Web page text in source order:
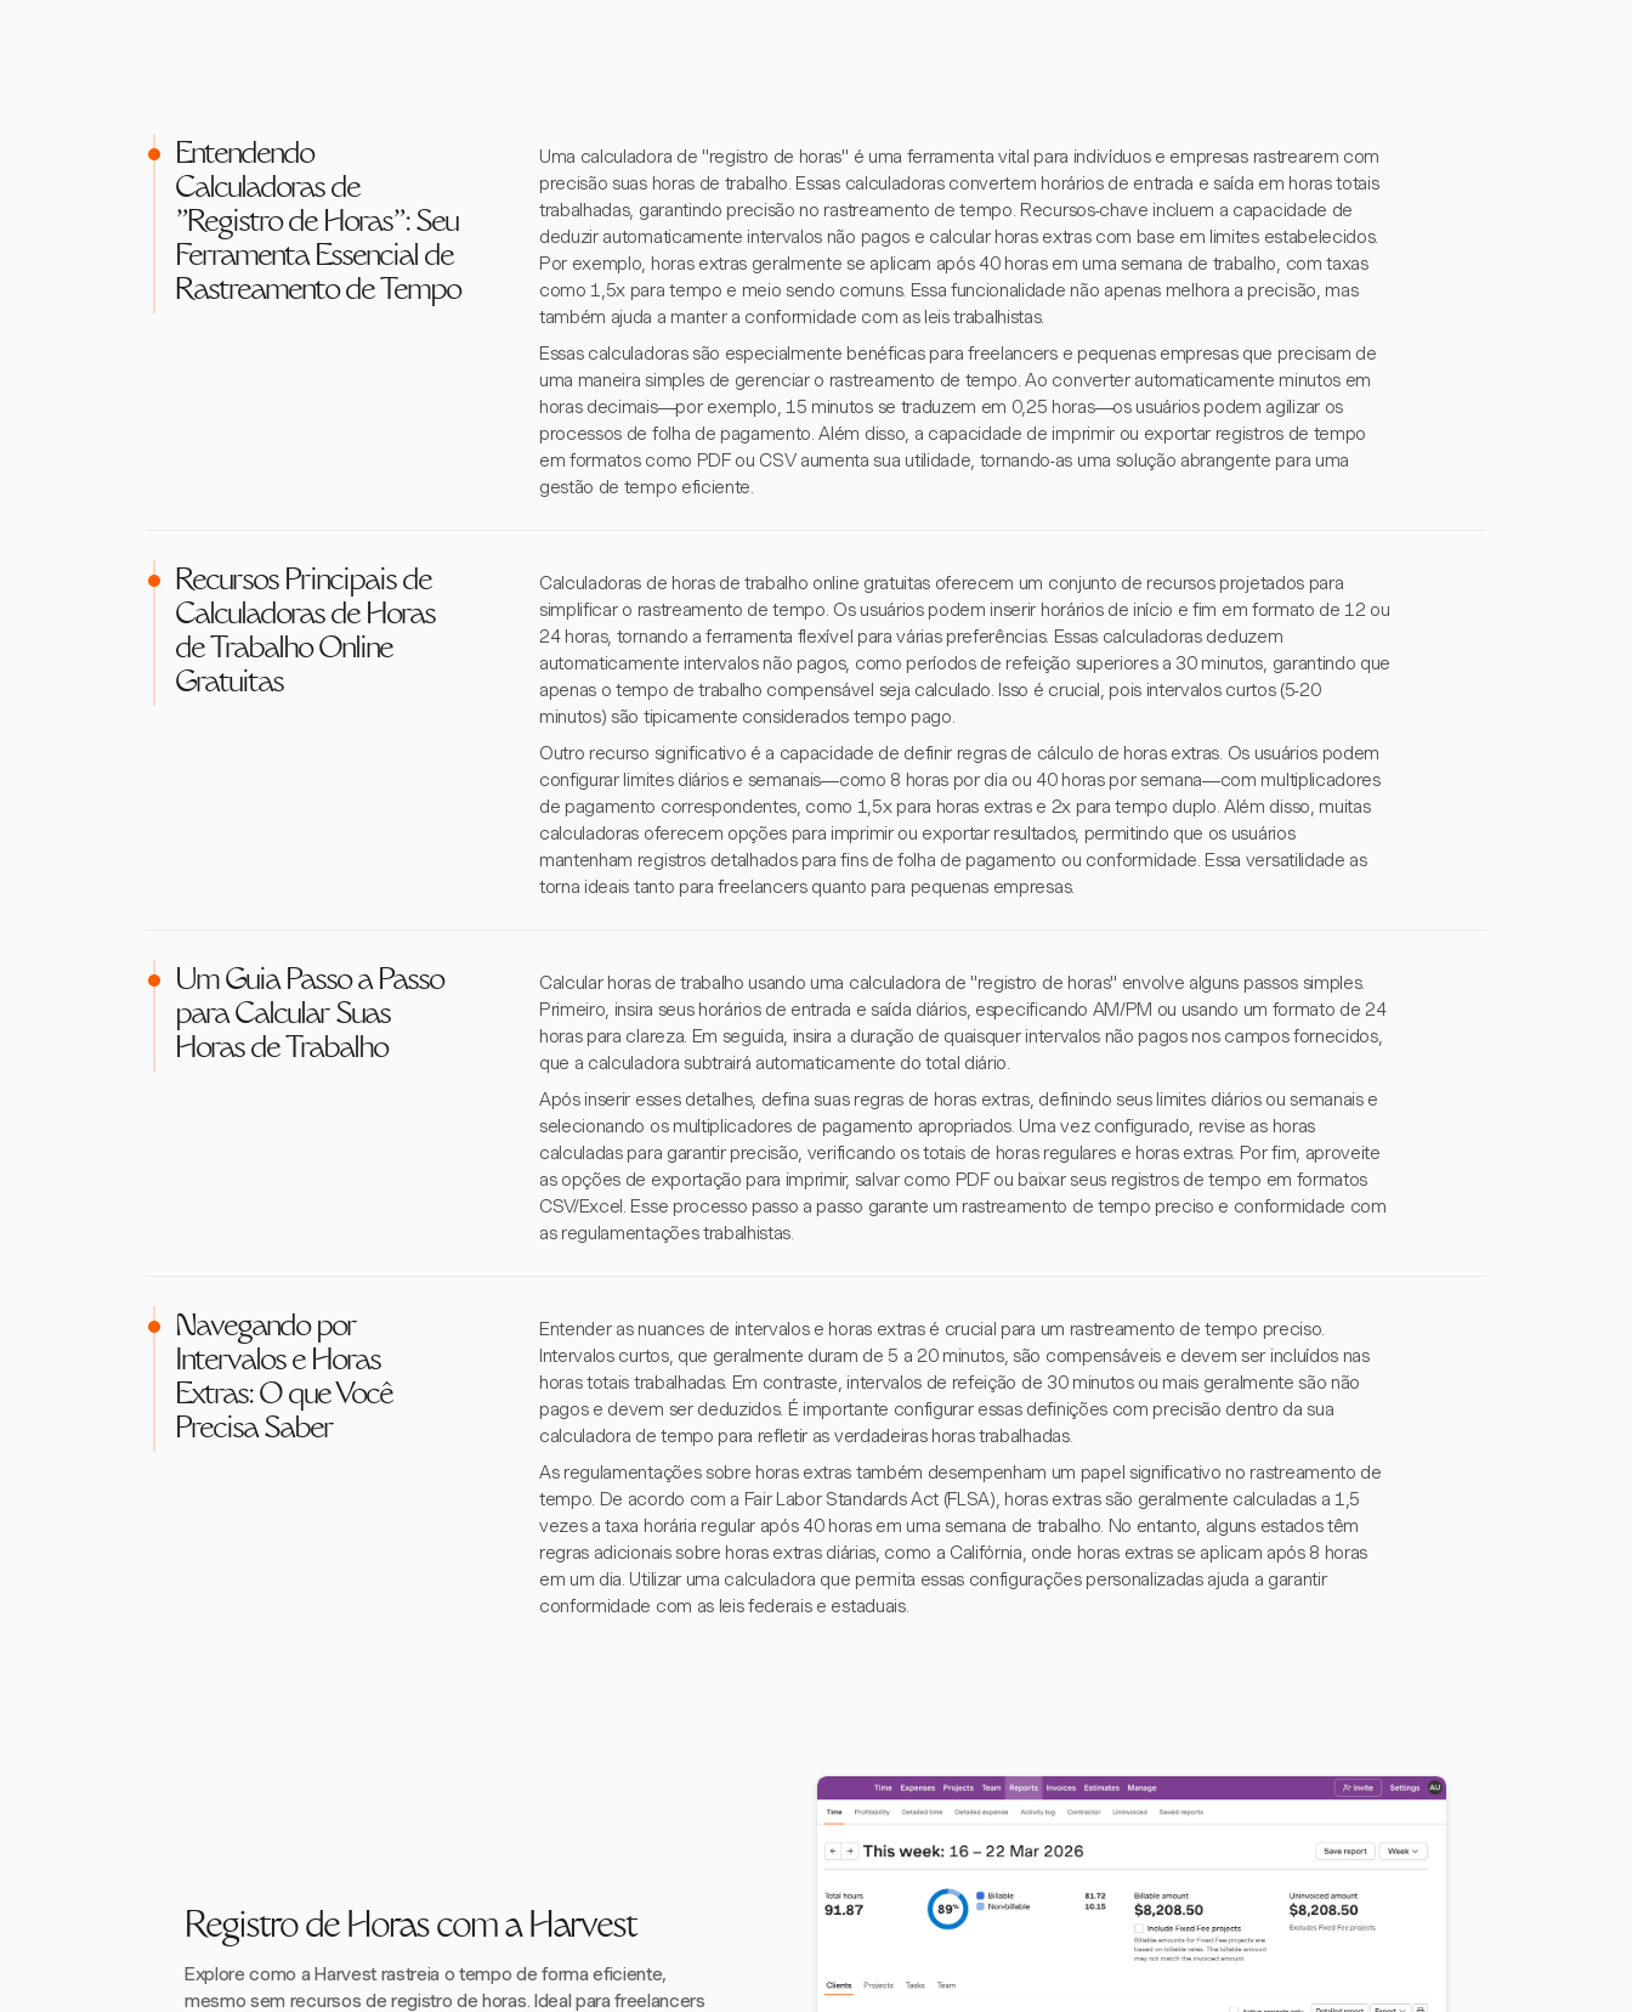
Entendendo
Calculadoras de
"Registro de Horas": Seu
Ferramenta Essencial de
Rastreamento de Tempo
Uma calculadora de "registro de horas" é uma ferramenta vital para indivíduos e empresas rastrearem com
precisão suas horas de trabalho. Essas calculadoras convertem horários de entrada e saída em horas totais
trabalhadas, garantindo precisão no rastreamento de tempo. Recursos-chave incluem a capacidade de
deduzir automaticamente intervalos não pagos e calcular horas extras com base em limites estabelecidos.
Por exemplo, horas extras geralmente se aplicam após 40 horas em uma semana de trabalho, com taxas
como 1,5x para tempo e meio sendo comuns. Essa funcionalidade não apenas melhora a precisão, mas
também ajuda a manter a conformidade com as leis trabalhistas.
Essas calculadoras são especialmente benéficas para freelancers e pequenas empresas que precisam de
uma maneira simples de gerenciar o rastreamento de tempo. Ao converter automaticamente minutos em
horas decimais—por exemplo, 15 minutos se traduzem em 0,25 horas—os usuários podem agilizar os
processos de folha de pagamento. Além disso, a capacidade de imprimir ou exportar registros de tempo
em formatos como PDF ou CSV aumenta sua utilidade, tornando-as uma solução abrangente para uma
gestão de tempo eficiente.
Recursos Principais de
Calculadoras de Horas
de Trabalho Online
Gratuitas
Calculadoras de horas de trabalho online gratuitas oferecem um conjunto de recursos projetados para
simplificar o rastreamento de tempo. Os usuários podem inserir horários de início e fim em formato de 12 ou
24 horas, tornando a ferramenta flexível para várias preferências. Essas calculadoras deduzem
automaticamente intervalos não pagos, como períodos de refeição superiores a 30 minutos, garantindo que
apenas o tempo de trabalho compensável seja calculado. Isso é crucial, pois intervalos curtos (5-20
minutos) são tipicamente considerados tempo pago.
Outro recurso significativo é a capacidade de definir regras de cálculo de horas extras. Os usuários podem
configurar limites diários e semanais—como 8 horas por dia ou 40 horas por semana—com multiplicadores
de pagamento correspondentes, como 1,5x para horas extras e 2x para tempo duplo. Além disso, muitas
calculadoras oferecem opções para imprimir ou exportar resultados, permitindo que os usuários
mantenham registros detalhados para fins de folha de pagamento ou conformidade. Essa versatilidade as
torna ideais tanto para freelancers quanto para pequenas empresas.
Um Guia Passo a Passo
para Calcular Suas
Horas de Trabalho
Calcular horas de trabalho usando uma calculadora de "registro de horas" envolve alguns passos simples.
Primeiro, insira seus horários de entrada e saída diários, especificando AM/PM ou usando um formato de 24
horas para clareza. Em seguida, insira a duração de quaisquer intervalos não pagos nos campos fornecidos,
que a calculadora subtrairá automaticamente do total diário.
Após inserir esses detalhes, defina suas regras de horas extras, definindo seus limites diários ou semanais e
selecionando os multiplicadores de pagamento apropriados. Uma vez configurado, revise as horas
calculadas para garantir precisão, verificando os totais de horas regulares e horas extras. Por fim, aproveite
as opções de exportação para imprimir, salvar como PDF ou baixar seus registros de tempo em formatos
CSV/Excel. Esse processo passo a passo garante um rastreamento de tempo preciso e conformidade com
as regulamentações trabalhistas.
Navegando por
Intervalos e Horas
Extras: O que Você
Precisa Saber
Entender as nuances de intervalos e horas extras é crucial para um rastreamento de tempo preciso.
Intervalos curtos, que geralmente duram de 5 a 20 minutos, são compensáveis e devem ser incluídos nas
horas totais trabalhadas. Em contraste, intervalos de refeição de 30 minutos ou mais geralmente são não
pagos e devem ser deduzidos. É importante configurar essas definições com precisão dentro da sua
calculadora de tempo para refletir as verdadeiras horas trabalhadas.
As regulamentações sobre horas extras também desempenham um papel significativo no rastreamento de
tempo. De acordo com a Fair Labor Standards Act (FLSA), horas extras são geralmente calculadas a 1,5
vezes a taxa horária regular após 40 horas em uma semana de trabalho. No entanto, alguns estados têm
regras adicionais sobre horas extras diárias, como a Califórnia, onde horas extras se aplicam após 8 horas
em um dia. Utilizar uma calculadora que permita essas configurações personalizadas ajuda a garantir
conformidade com as leis federais e estaduais.
Registro de Horas com a Harvest
Explore como a Harvest rastreia o tempo de forma eficiente,
mesmo sem recursos de registro de horas. Ideal para freelancers